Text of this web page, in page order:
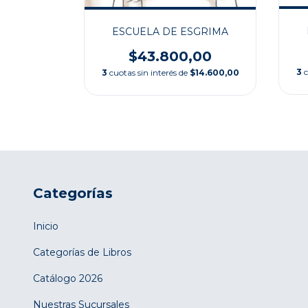
ESCUELA DE ESGRIMA
$43.800,00
3 cuotas sin interés de $14.600,00 3
Categorías
Inicio
Categorías de Libros
Catálogo 2026
Nuestras Sucursales